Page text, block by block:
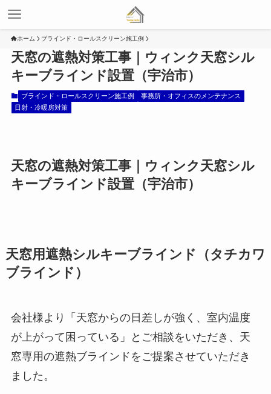
ホーム ブラインド・ロールスクリーン施工例
天窓の遮熱対策工事｜ウィンク天窓シル
キーブラインド設置（宇治市）
ブラインド・ロールスクリーン施工例
事務所・オフィスのメンテナンス
日射・冷暖房対策
天窓の遮熱対策工事｜ウィンク天窓シル
キーブラインド設置（宇治市）
天窓用遮熱シルキーブラインド（タチカワ
ブラインド）
会社様より「天窓からの日差しが強く、室内温度
が上がって困っている」とご相談をいただき、天
窓専用の遮熱ブラインドをご提案させていただき
ました。